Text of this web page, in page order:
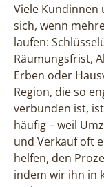
Viele Kundinnen
sich, wenn
laufen:
Räumungsfrist,
Erben oder
Region, die so
verbunden ist,
häufig – weil
und Verkauf oft
helfen, den
indem wir ihn in